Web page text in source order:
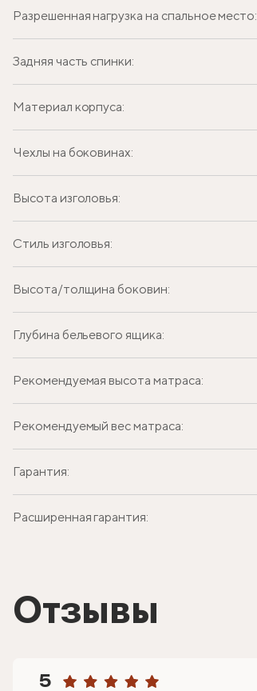
Разрешенная нагрузка на спальное место:
Задняя часть спинки:
Материал корпуса:
Чехлы на боковинах:
Высота изголовья:
Стиль изголовья:
Высота/толщина боковин:
Глубина бельевого ящика:
Рекомендуемая высота матраса:
Рекомендуемый вес матраса:
Гарантия:
Расширенная гарантия:
Отзывы
5